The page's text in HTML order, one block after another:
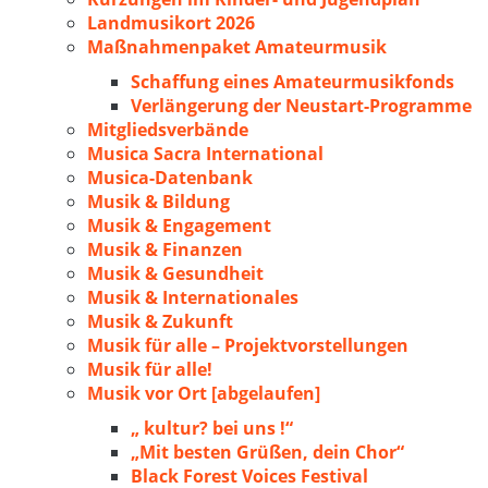
Landmusikort 2026
Maßnahmenpaket Amateurmusik
Schaffung eines Amateurmusikfonds
Verlängerung der Neustart-Programme
Mitgliedsverbände
Musica Sacra International
Musica-Datenbank
Musik & Bildung
Musik & Engagement
Musik & Finanzen
Musik & Gesundheit
Musik & Internationales
Musik & Zukunft
Musik für alle – Projektvorstellungen
Musik für alle!
Musik vor Ort [abgelaufen]
„ kultur? bei uns !“
„Mit besten Grüßen, dein Chor“
Black Forest Voices Festival